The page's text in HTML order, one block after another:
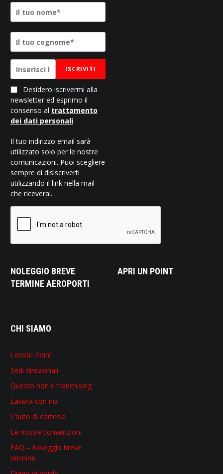
ISCRIVITI
Desidero iscrivermi alla
newsletter ed esprimo il
consenso al trattamento
dei dati personali
Il tuo indirizzo email sarà
utilizzato solo per le nostre
comunicazioni. Puoi scegliere
sempre di disiscriverti
utilizzando il link nella mail
che riceverai.
NOLEGGIO BREVE
TERMINE AEROPORTI
APRI UN POINT
CHI SIAMO
I nostri Point
Sedi direzionali
Questo non è franchising
Lavora con noi
L’auto di cortesia
Le nostre convenzioni
FAQ – Noleggio breve
termine